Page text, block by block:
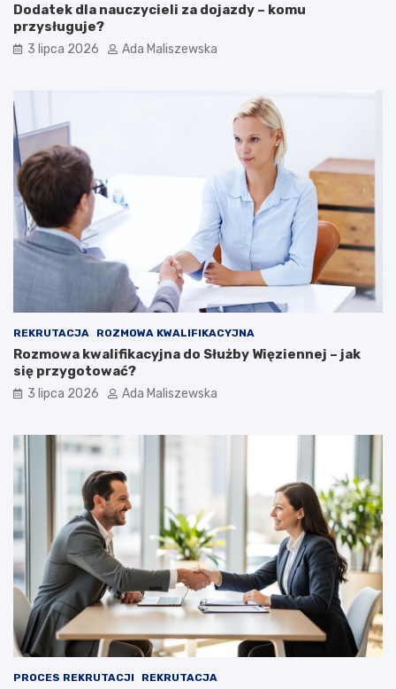
Dodatek dla nauczycieli za dojazdy – komu
przysługuje?
3 lipca 2026 Ada Maliszewska
REKRUTACJA ROZMOWA KWALIFIKACYJNA
Rozmowa kwalifikacyjna do Służby Więziennej – jak
się przygotować?
3 lipca 2026 Ada Maliszewska
PROCES REKRUTACJI REKRUTACJA